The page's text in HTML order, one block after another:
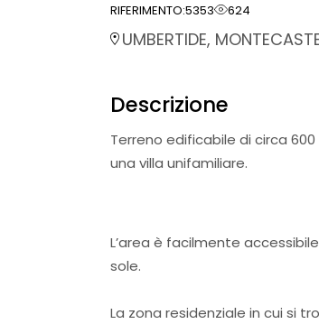
RIFERIMENTO:5353 624
UMBERTIDE,
Descrizione
Terreno edificabile di circa
una villa unifamiliare.
L’area è facilmente
sole.
La zona residenziale in cui si